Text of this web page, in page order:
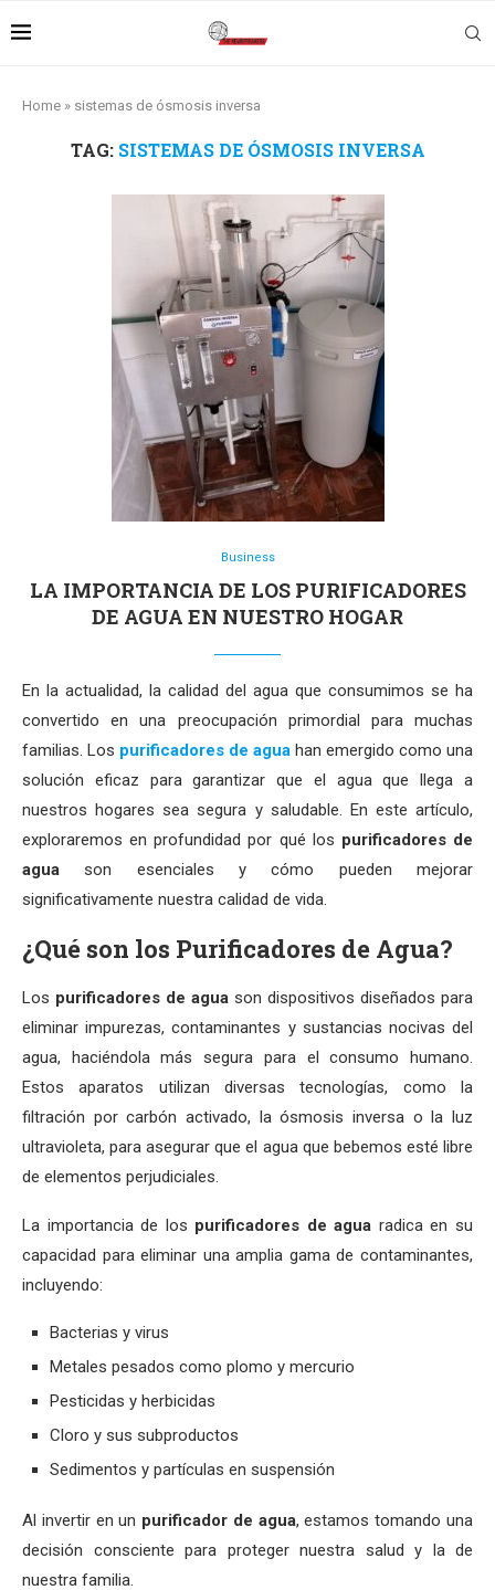
Home » sistemas de ósmosis inversa
TAG: SISTEMAS DE ÓSMOSIS INVERSA
Business
LA IMPORTANCIA DE LOS PURIFICADORES
DE AGUA EN NUESTRO HOGAR
En la actualidad, la calidad del agua que consumimos se ha
convertido en una preocupación primordial para muchas
familias. Los purificadores de agua han emergido como una
solución eficaz para garantizar que el agua que llega a
nuestros hogares sea segura y saludable. En este artículo,
exploraremos en profundidad por qué los purificadores de
agua son esenciales y cómo pueden mejorar
significativamente nuestra calidad de vida.
¿Qué son los Purificadores de Agua?
Los purificadores de agua son dispositivos diseñados para
eliminar impurezas, contaminantes y sustancias nocivas del
agua, haciéndola más segura para el consumo humano.
Estos aparatos utilizan diversas tecnologías, como la
filtración por carbón activado, la ósmosis inversa o la luz
ultravioleta, para asegurar que el agua que bebemos esté libre
de elementos perjudiciales.
La importancia de los purificadores de agua radica en su
capacidad para eliminar una amplia gama de contaminantes,
incluyendo:
Bacterias y virus
Metales pesados como plomo y mercurio
Pesticidas y herbicidas
Cloro y sus subproductos
Sedimentos y partículas en suspensión
Al invertir en un purificador de agua, estamos tomando una
decisión consciente para proteger nuestra salud y la de
nuestra familia.